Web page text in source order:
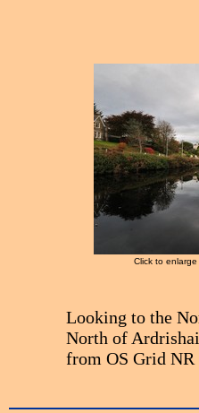
Click to
Looking to the
North of
from OS Grid NR